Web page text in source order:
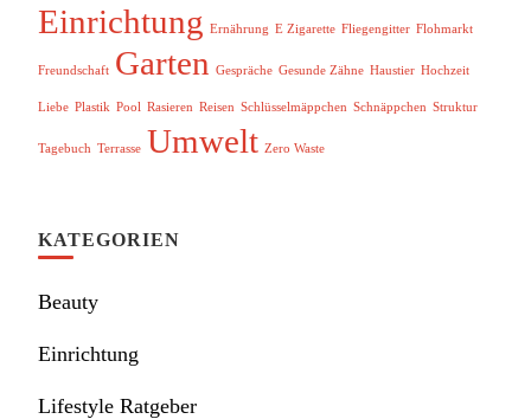
Einrichtung Ernährung E Zigarette Fliegengitter Flohmarkt
Freundschaft Garten Gespräche Gesunde Zähne Haustier Hochzeit
Liebe Plastik Pool Rasieren Reisen Schlüsselmäppchen Schnäppchen Struktur
Tagebuch Terrasse Umwelt Zero Waste
KATEGORIEN
Beauty
Einrichtung
Lifestyle Ratgeber